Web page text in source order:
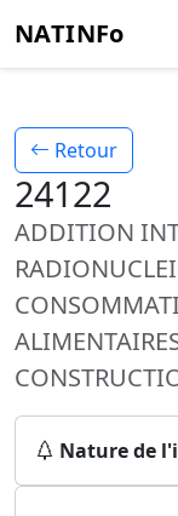
NATINFo
Retour
24122
ADDITION
Nature de